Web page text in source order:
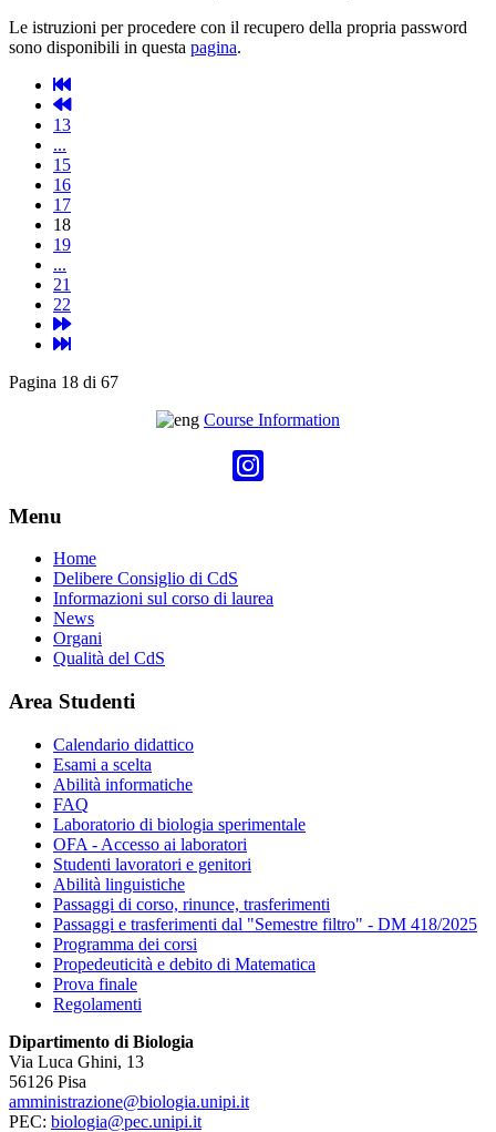
Le istruzioni per procedere con il recupero della propria password
sono disponibili in questa pagina.
13
...
15
16
17
18
19
...
21
22
Pagina 18 di 67
Course Information
Menu
Home
Delibere Consiglio di CdS
Informazioni sul corso di laurea
News
Organi
Qualità del CdS
Area Studenti
Calendario didattico
Esami a scelta
Abilità informatiche
FAQ
Laboratorio di biologia sperimentale
OFA - Accesso ai laboratori
Studenti lavoratori e genitori
Abilità linguistiche
Passaggi di corso, rinunce, trasferimenti
Passaggi e trasferimenti dal "Semestre filtro" - DM 418/2025
Programma dei corsi
Propedeuticità e debito di Matematica
Prova finale
Regolamenti
Dipartimento di Biologia
Via Luca Ghini, 13
56126 Pisa
amministrazione@biologia.unipi.it
PEC: biologia@pec.unipi.it